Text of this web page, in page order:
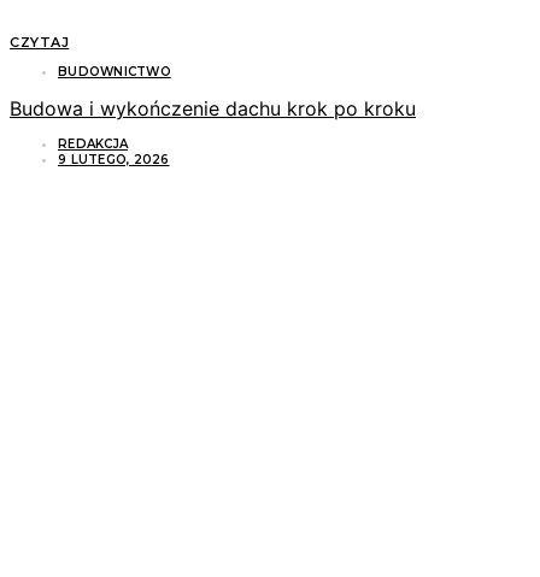
CZYTAJ
BUDOWNICTWO
Budowa i wykończenie dachu krok po kroku
REDAKCJA
9 LUTEGO, 2026